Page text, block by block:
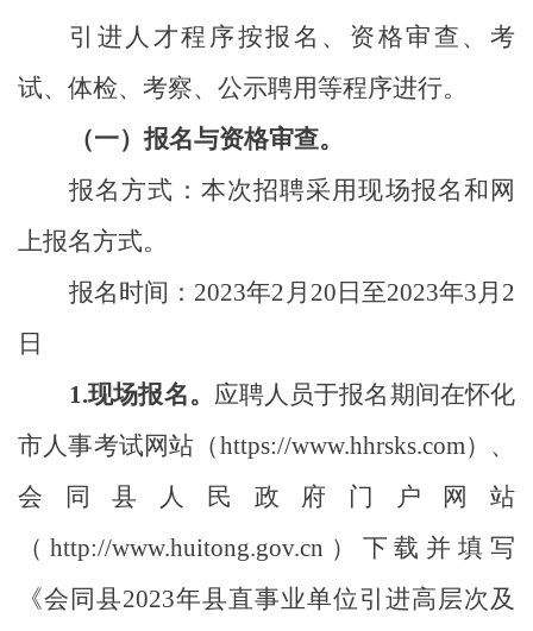
引进人才程序按报名、资格审查、考
试、体检、考察、公示聘用等程序进行。
（一）报名与资格审查。
报名方式：本次招聘采用现场报名和网
上报名方式。
报名时间： 2023年2 月 20 日至2023年3 月 2
日
1.现场报名。 应聘人员于报名期间在怀化
市人事考试网站（https://www.hhrsks.com）、
会同县人民政府门户网站
（ http://www.huitong.gov.cn ）下载并填写
《会同县2023年县直事业单位引进高层次及